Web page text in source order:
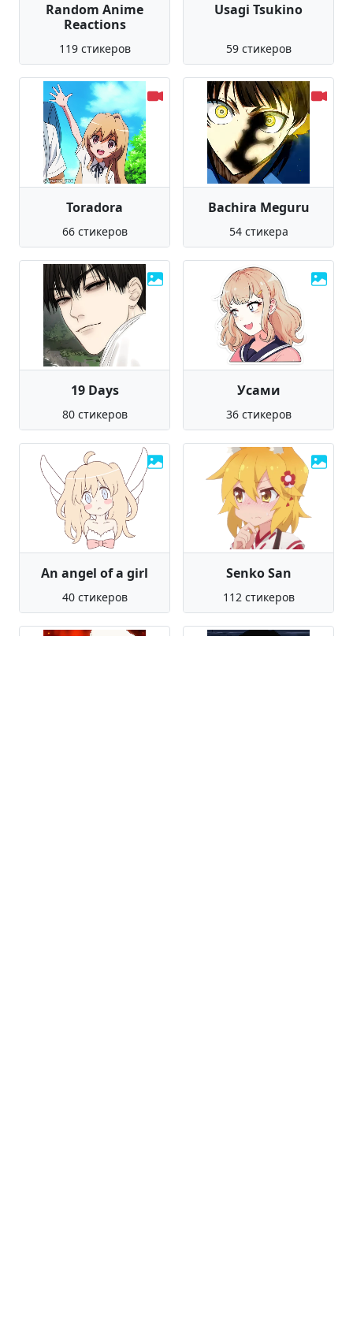
Random Anime
Reactions
119 стикеров
Usagi Tsukino
59 стикеров
Toradora
66 стикеров
Bachira Meguru
54 стикера
19 Days
80 стикеров
Усами
36 стикеров
An angel of a girl
40 стикеров
Senko San
112 стикеров